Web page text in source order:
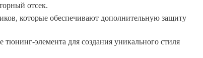
отсек.
которые обеспечивают дополнительную защиту
элемента для создания уникального стиля